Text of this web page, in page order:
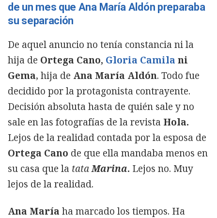
de un mes que Ana María Aldón preparaba
su separación
De aquel anuncio no tenía constancia ni la
hija de Ortega Cano, Gloria Camila ni
Gema, hija de Ana María Aldón. Todo fue
decidido por la protagonista contrayente.
Decisión absoluta hasta de quién sale y no
sale en las fotografías de la revista Hola.
Lejos de la realidad contada por la esposa de
Ortega Cano de que ella mandaba menos en
su casa que la tataMarina. Lejos no. Muy
lejos de la realidad.
Ana María ha marcado los tiempos. Ha